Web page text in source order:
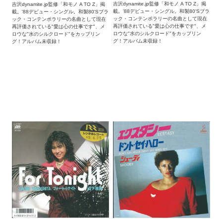
吉沢dynamite.jp監修「和モノ A TO Z」掲
載。'88デビュー・シングル。和製80'Sブラ
ック・コンテンポラリーの名曲として現在
再評価されている"愛は心の仕事です"、メ
ロウな"水のシルクロード"をカップリン
グ！アルバム未収録！
吉沢dynamite.jp監修「和モノ A TO Z」掲
載。'88デビュー・シングル。和製80'Sブラ
ック・コンテンポラリーの名曲として現在
再評価されている"愛は心の仕事です"、メ
ロウな"水のシルクロード"をカップリン
グ！アルバム未収録！